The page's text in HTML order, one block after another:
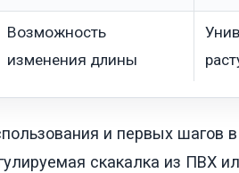
Возможность
изменения длины
и первых шагов
скакалка из ПВХ